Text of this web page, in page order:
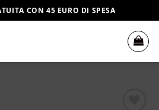
CON 45 EURO DI SPESA